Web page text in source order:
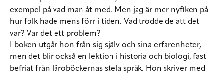
exempel på vad man åt med. Men jag är mer nyfiken på
hur folk hade mens förr i tiden. Vad trodde de att det
var? Var det ett problem?
I boken utgår hon från sig själv och sina erfarenheter,
men det blir också en lektion i historia och biologi, fast
befriat från läroböckernas stela språk. Hon skriver med